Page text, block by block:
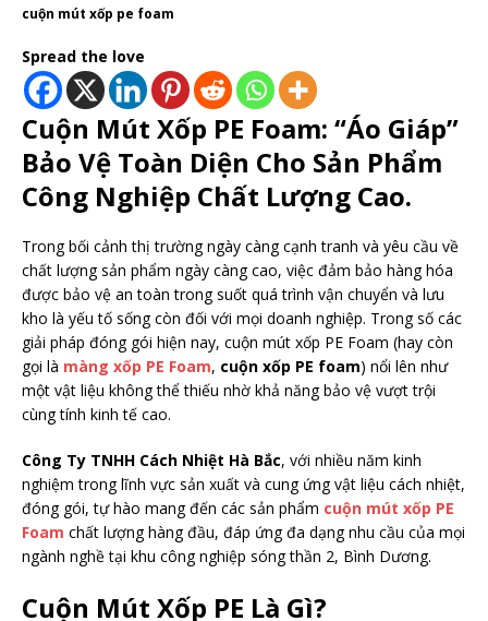
cuộn mút xốp pe foam
Spread the love
Cuộn Mút Xốp PE Foam: “Áo Giáp”
Bảo Vệ Toàn Diện Cho Sản Phẩm
Công Nghiệp Chất Lượng Cao.
Trong bối cảnh thị trường ngày càng cạnh tranh và yêu cầu về
chất lượng sản phẩm ngày càng cao, việc đảm bảo hàng hóa
được bảo vệ an toàn trong suốt quá trình vận chuyển và lưu
kho là yếu tố sống còn đối với mọi doanh nghiệp. Trong số các
giải pháp đóng gói hiện nay, cuộn mút xốp PE Foam (hay còn
gọi là màng xốp PE Foam, cuộn xốp PE foam) nổi lên như
một vật liệu không thể thiếu nhờ khả năng bảo vệ vượt trội
cùng tính kinh tế cao.
Công Ty TNHH Cách Nhiệt Hà Bắc, với nhiều năm kinh
nghiệm trong lĩnh vực sản xuất và cung ứng vật liệu cách nhiệt,
đóng gói, tự hào mang đến các sản phẩm cuộn mút xốp PE
Foam chất lượng hàng đầu, đáp ứng đa dạng nhu cầu của mọi
ngành nghề tại khu công nghiệp sóng thần 2, Bình Dương.
Cuộn Mút Xốp PE Là Gì?